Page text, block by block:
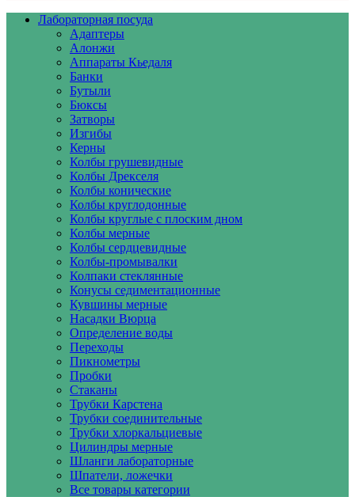
Лабораторная посуда
Адаптеры
Алонжи
Аппараты Кьедаля
Банки
Бутыли
Бюксы
Затворы
Изгибы
Керны
Колбы грушевидные
Колбы Дрекселя
Колбы конические
Колбы круглодонные
Колбы круглые с плоским дном
Колбы мерные
Колбы сердцевидные
Колбы-промывалки
Колпаки стеклянные
Конусы седиментационные
Кувшины мерные
Насадки Вюрца
Определение воды
Переходы
Пикнометры
Пробки
Стаканы
Трубки Карстена
Трубки соединительные
Трубки хлоркальциевые
Цилиндры мерные
Шланги лабораторные
Шпатели, ложечки
Все товары категории